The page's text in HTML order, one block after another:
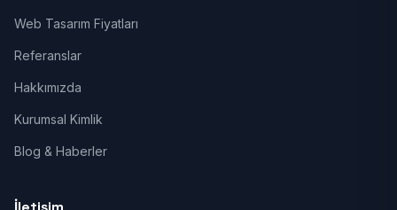
Web Tasarım Fiyatları
Referanslar
Hakkımızda
Kurumsal Kimlik
Blog & Haberler